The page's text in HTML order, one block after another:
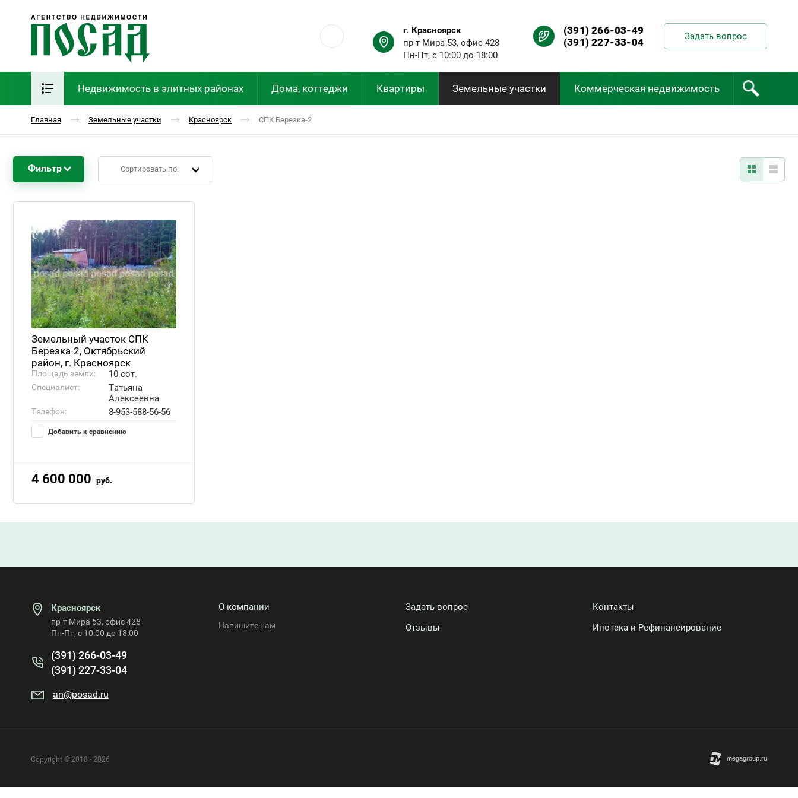
г. Красноярск
пр-т Мира 53, офис 428
Пн-Пт, с 10:00 до 18:00
(391) 266-03-49
(391) 227-33-04
Задать вопрос
Недвижимость в элитных районах Дома, коттеджи Квартиры Земельные участки Коммерческая недвижимость
Главная Земельные участки Красноярск СПК Березка-2
Фильтр Сортировать по:
Земельный участок СПК
Березка-2, Октябрьский
район, г. Красноярск
Площадь земли: 10 сот.
Специалист:
Татьяна
Алексеевна
Телефон: 8-953-588-56-56
Добавить к сравнению
4 600 000 руб.
Красноярск
пр-т Мира 53, офис 428
Пн-Пт, с 10:00 до 18:00
(391) 266-03-49
(391) 227-33-04
an@posad.ru
О компании
Напишите нам
Задать вопрос
Отзывы
Контакты
Ипотека и Рефинансирование
Copyright © 2018 - 2026